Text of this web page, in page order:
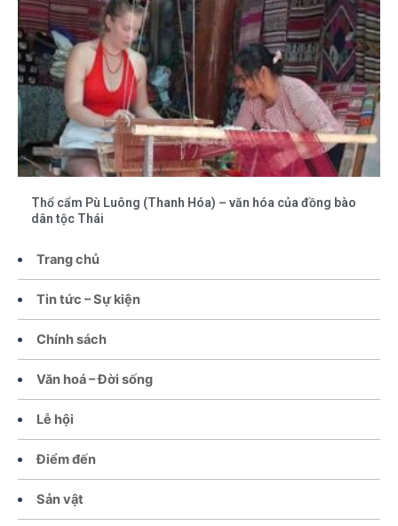
Trang chủ
Tin tức – Sự kiện
Chính sách
Văn hoá – Đời sống
Lễ hội
Điểm đến
Sản vật
Thổ cẩm Pù Luông (Thanh Hóa) – văn hóa của đồng bào
dân tộc Thái